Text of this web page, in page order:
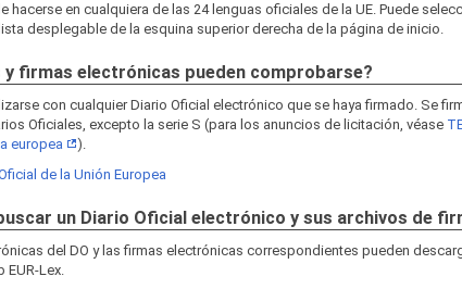
hacerse en cualquiera de las 24 lenguas oficiales de la UE. Puede
desplegable de la esquina superior derecha de la página de inicio.
y firmas electrónicas pueden comprobarse?
con cualquier Diario Oficial electrónico que se haya firmado. Se
Oficiales, excepto la serie S (para los anuncios de licitación, véase
europea
).
de la Unión Europea
un Diario Oficial electrónico y sus archivos de
del DO y las firmas electrónicas correspondientes pueden